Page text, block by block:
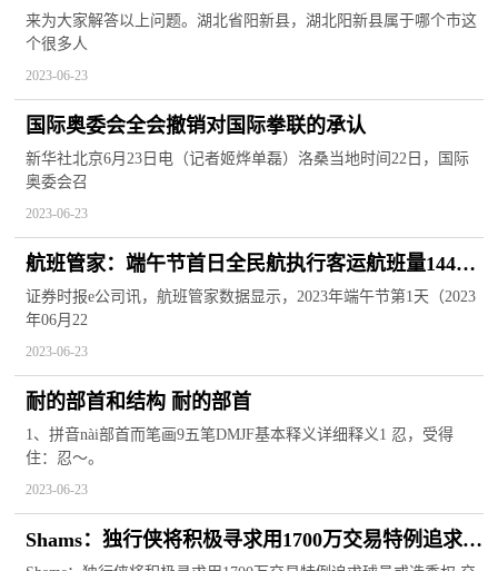
来为大家解答以上问题。湖北省阳新县，湖北阳新县属于哪个市这
个很多人
2023-06-23
国际奥委会全会撤销对国际拳联的承认
新华社北京6月23日电（记者姬烨单磊）洛桑当地时间22日，国际
奥委会召
2023-06-23
航班管家：端午节首日全民航执行客运航班量14460
架次
证券时报e公司讯，航班管家数据显示，2023年端午节第1天（2023
年06月22
2023-06-23
耐的部首和结构 耐的部首
1、拼音nài部首而笔画9五笔DMJF基本释义详细释义1 忍，受得
住：忍～。
2023-06-23
Shams：独行侠将积极寻求用1700万交易特例追求球